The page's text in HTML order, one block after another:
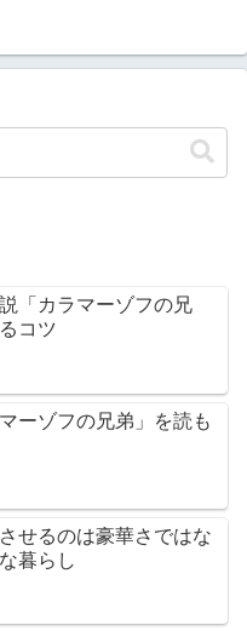
「カラマーゾフの兄
コツ
ーゾフの兄弟」を読も
せるのは豪華さではな
暮らし